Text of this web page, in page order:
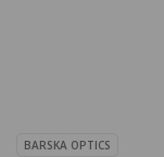
BARSKA OPTICS